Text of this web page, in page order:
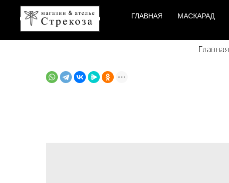
ГЛАВНАЯ МАСКАРАД
Главная